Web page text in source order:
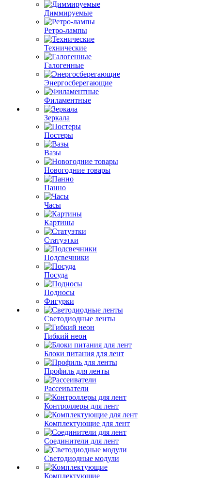
Диммируемые
Ретро-лампы
Технические
Галогенные
Энергосберегающие
Филаментные
Зеркала
Постеры
Вазы
Новогодние товары
Панно
Часы
Картины
Статуэтки
Подсвечники
Посуда
Подносы
Фигурки
Светодиодные ленты
Гибкий неон
Блоки питания для лент
Профиль для ленты
Рассеиватели
Контроллеры для лент
Комплектующие для лент
Соединители для лент
Светодиодные модули
Комплектующие